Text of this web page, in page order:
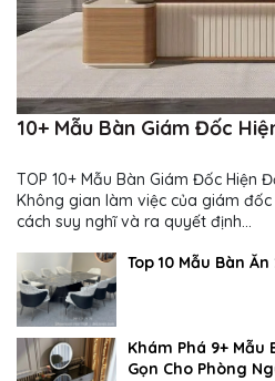
10+ Mẫu Bàn Giám Đốc
TOP 10+ Mẫu Bàn Giám Đốc Hiện
Không gian làm việc của giám
cách suy nghĩ và ra quyết định...
Top 10 Mẫu Bàn
Khám Phá 9+
Gọn Cho Phòng